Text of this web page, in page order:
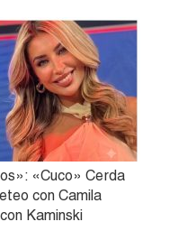
«Cuco» Cerda
con Camila
Kaminski